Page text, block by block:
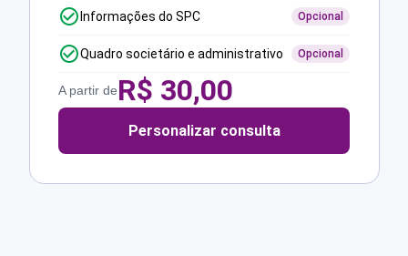
Informações do SPC Opcional
Quadro societário e administrativo Opcional
A partir deR$ 30,00
Personalizar consulta